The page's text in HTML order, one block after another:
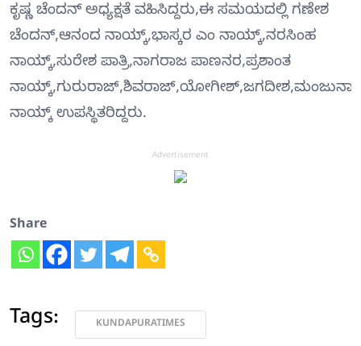
ಕೃಷ್ಣ ಚೆಂದನ್ ಅಧ್ಯಕ್ಷತೆ ವಹಿಸಿದ್ದರು,ಈ ಸಮಯದಲ್ಲಿ ಗಣೇಶ
ಚೆಂದನ್,ಆನಂದ ನಾಯ್ಕ್,ಭಾಸ್ಕರ ಎಂ ನಾಯ್ಕ್,ನರಸಿಂಹ
ನಾಯ್ಕ್,ಸುರೇಶ ಪಾತ್ರಿ,ನಾಗರಾಜ ಪಾಣನರ,ಪ್ರಶಾಂತ
ನಾಯ್ಕ್ ಉಪಸ್ಥಿತರಿದ್ದರು.
Advertisement
Share
Tags: KUNDAPURATIMES